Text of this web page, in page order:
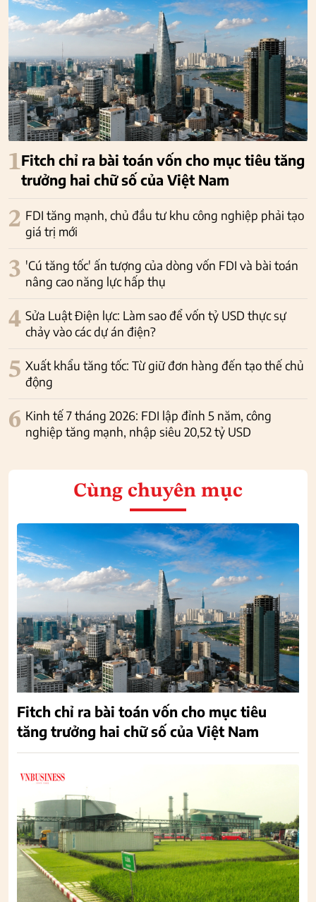
1Fitch chỉ ra bài toán vốn cho mục tiêu tăng
trưởng hai chữ số của Việt Nam
2 FDI tăng mạnh, chủ đầu tư khu công nghiệp phải tạo
giá trị mới
3 'Cú tăng tốc' ấn tượng của dòng vốn FDI và bài toán
nâng cao năng lực hấp thụ
4 Sửa Luật Điện lực: Làm sao để vốn tỷ USD thực sự
chảy vào các dự án điện?
5 Xuất khẩu tăng tốc: Từ giữ đơn hàng đến tạo thế chủ
động
6 Kinh tế 7 tháng 2026: FDI lập đỉnh 5 năm, công
nghiệp tăng mạnh, nhập siêu 20,52 tỷ USD
Cùng chuyên mục
Fitch chỉ ra bài toán vốn cho mục tiêu
tăng trưởng hai chữ số của Việt Nam